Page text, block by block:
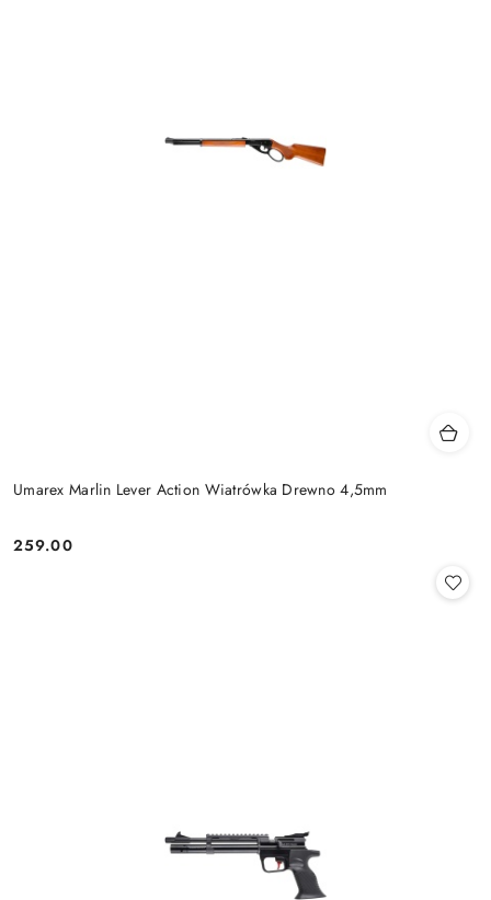
Umarex Marlin Lever Action Wiatrówka Drewno 4,5mm
Cena:
259.00